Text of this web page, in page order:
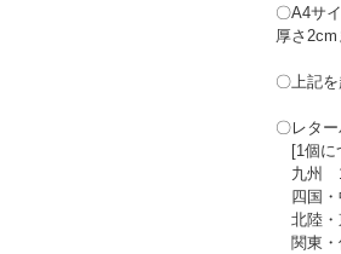
〇A4サ
厚さ
〇上記
〇レタ
[1個に
九州
四国・
北陸
関東